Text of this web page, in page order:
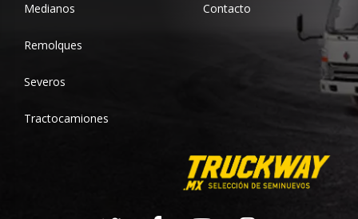
Medianos
Remolques
Severos
Tractocamiones
Contacto